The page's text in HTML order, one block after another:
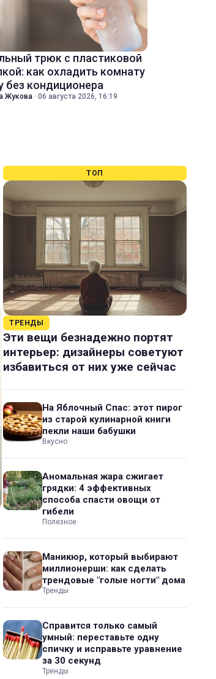
трюк с пластиковой
как охладить комнату
без кондиционера
Жукова · 06 августа 2026, 16:19
ТОП
ТРЕНДЫ
Эти вещи безнадежно портят
интерьер: дизайнеры советуют
избавиться от них уже сейчас
На Яблочный Спас: этот пирог
из старой кулинарной книги
пекли наши бабушки
Вкусно
Аномальная жара сжигает
грядки: 4 эффективных
способа спасти овощи от
гибели
Полезное
Маникюр, который выбирают
миллионерши: как сделать
трендовые "голые ногти" дома
Тренды
Справится только самый
умный: переставьте одну
спичку и исправьте уравнение
за 30 секунд
Тренды